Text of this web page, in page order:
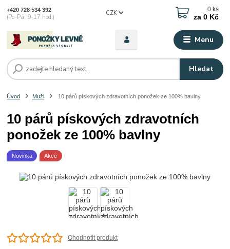
Menu
CZK
Hledat
+420 728 534 392
(Po-Pá, 9-17 hod.)
0 ks
za 0 Kč
Úvod Muži 10 párů pískových zdravotních ponožek ze 100% bavlny
10 párů pískových zdravotních
ponožek ze 100% bavlny
Novinka Akce
Ohodnotit produkt